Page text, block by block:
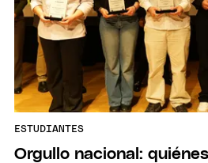
ESTUDIANTES
Orgullo nacional: